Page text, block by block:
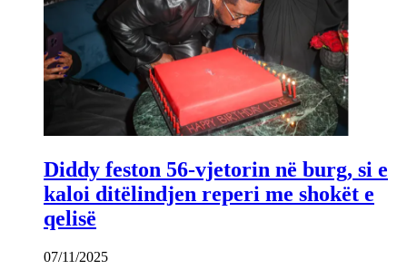
Diddy feston 56-vjetorin në burg, si e
kaloi ditëlindjen reperi me shokët e
qelisë
07/11/2025